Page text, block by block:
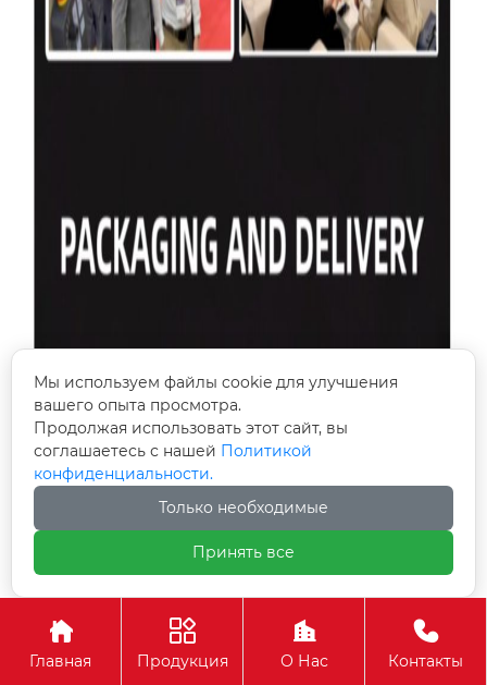

Главная

Продукция

О Нас

Контакты
Мы используем файлы cookie для улучшения
вашего опыта просмотра.
Продолжая использовать этот сайт, вы
соглашаетесь с нашей Политикой
конфиденциальности.
Только необходимые
Принять все